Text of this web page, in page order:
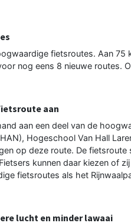
fietsroutes. Aan
nog eens 8 nieuwe routes.
aan
aan een deel van de
Hogeschool Van Hall
op deze route. De
kunnen daar kiezen of
fietsroutes als het
lucht en minder lawaai